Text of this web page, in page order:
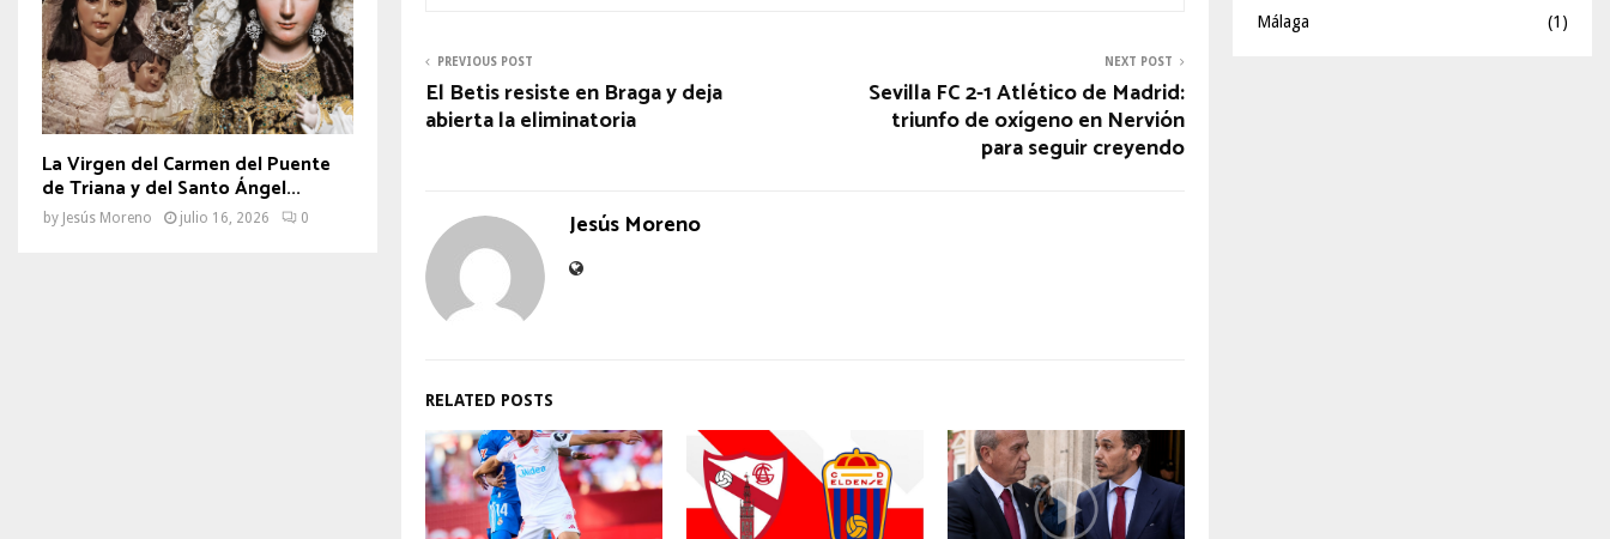
PREVIOUS POST
El Betis resiste en Braga y deja
abierta la eliminatoria
NEXT POST
Sevilla FC 2-1 Atlético de Madrid:
triunfo de oxígeno en Nervión
para seguir creyendo
Jesús Moreno
RELATED POSTS
La Virgen del Carmen del Puente
de Triana y del Santo Ángel...
by Jesús Moreno julio 16, 2026 0
Málaga
(1)